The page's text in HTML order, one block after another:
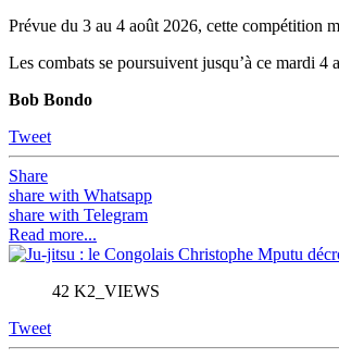
Prévue du 3 au 4 août 2026, cette compétition
Les combats se poursuivent jusqu’à ce mardi
Bob Bondo
Tweet
Share
share with Whatsapp
share with Telegram
Read more...
42 K2_VIEWS
Tweet